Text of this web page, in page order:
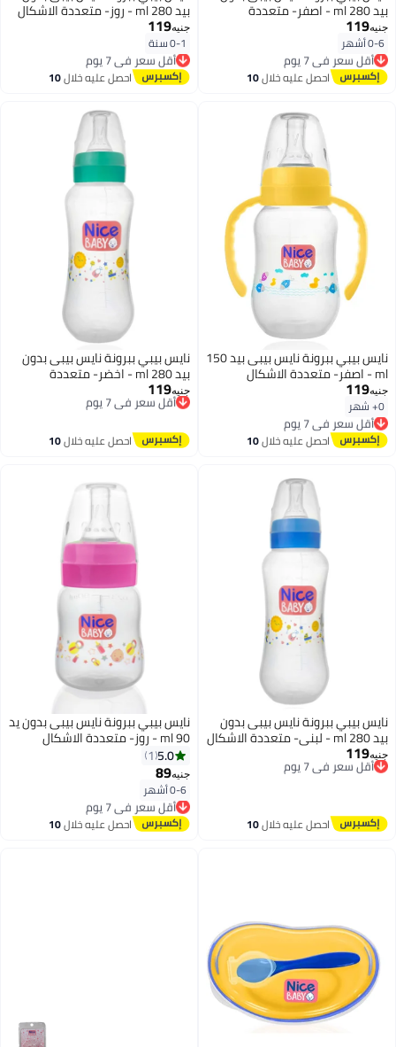
بيد 280 ml - اصفر- متعددة
الاشكال
جنيه119
0-6 أشهرأقل سعر في 7 يوم
توصيل مجاني
أقل سعر في 7 يوماحصل عليه خلال10
اغسطس
بيد 280 ml - روز- متعددة الاشكال
جنيه119
0-1 سنةأقل سعر في 7 يوم
توصيل مجاني
أقل سعر في 7 يوماحصل عليه خلال10
اغسطس
نايس بيبي ببرونة نايس بيبى بيد 150
ml - اصفر- متعددة الاشكال
جنيه119
0+ شهر أقل سعر في 7 يوم
توصيل مجاني
أقل سعر في 7 يوماحصل عليه خلال10
نايس بيبي ببرونة نايس بيبى بدون
بيد 280 ml - اخضر- متعددة
الاشكال
جنيه119
أقل سعر في 7 يوم
توصيل مجاني
احصل عليه خلال10
نايس بيبي ببرونة نايس بيبى بدون
بيد 280 ml - لبنى- متعددة الاشكال
جنيه119
أقل سعر في 7 يوم
توصيل مجاني
أقل سعر في 7 يوم
احصل عليه خلال10
نايس بيبي ببرونة نايس بيبى بدون يد
90 ml - روز- متعددة الاشكال
5.0
1
جنيه89
0-6 أشهرأقل سعر في 7 يوم
توصيل مجاني
أقل سعر في 7 يوماحصل عليه خلال10